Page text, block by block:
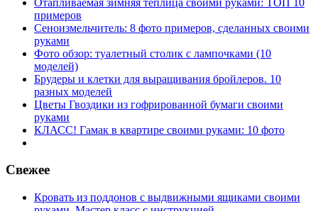
примеров
Сеноизмельчитель: 8 фото примеров, сделанных своими
руками
Фото обзор: туалетный столик с лампочками (10
моделей)
Брудеры и клетки для выращивания бройлеров. 10
разных моделей
Цветы Гвоздики из гофрированной бумаги своими
руками
КЛАСС! Гамак в квартире своими руками: 10 фото
Свежее
Кровать из поддонов с выдвижными ящиками своими